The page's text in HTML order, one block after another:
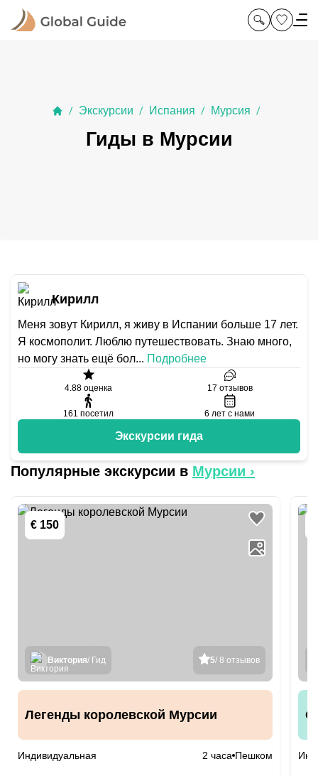
/ Экскурсии / Испания / Мурсия /
Гиды в Мурсии
Кирилл
Меня зовут Кирилл, я живу в Испании больше 17 лет.
Я космополит. Люблю путешествовать. Знаю много,
но могу знать ещё бол... Подробнее
4.88 оценка 17 отзывов
161 посетил 6 лет с нами
Экскурсии гида
Популярные экскурсии в Мурсии ›
€ 150
5/ 8 отзывов
Виктория/ Гид
Легенды королевской Мурсии
Индивидуальная 2 часа Пешком